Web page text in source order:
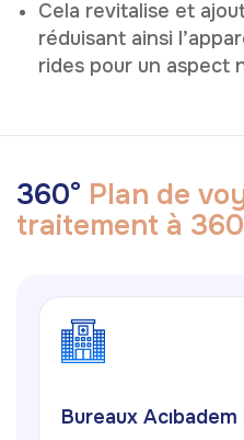
Cela revitalise et
réduisant ainsi
rides pour un aspect
360° Plan de vo
traitement à 360
Bureaux